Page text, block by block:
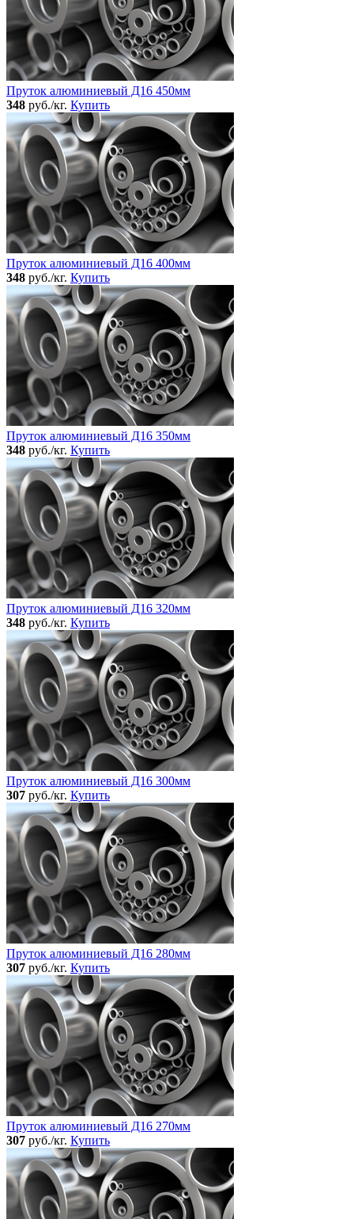
Пруток алюминиевый Д16 450мм
348 руб./кг. Купить
Пруток алюминиевый Д16 400мм
348 руб./кг. Купить
Пруток алюминиевый Д16 350мм
348 руб./кг. Купить
Пруток алюминиевый Д16 320мм
348 руб./кг. Купить
Пруток алюминиевый Д16 300мм
307 руб./кг. Купить
Пруток алюминиевый Д16 280мм
307 руб./кг. Купить
Пруток алюминиевый Д16 270мм
307 руб./кг. Купить